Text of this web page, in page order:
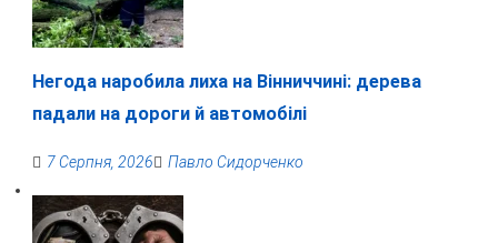
Негода наробила лиха на Вінниччині: дерева
падали на дороги й автомобілі
7 Серпня, 2026 Павло Сидорченко